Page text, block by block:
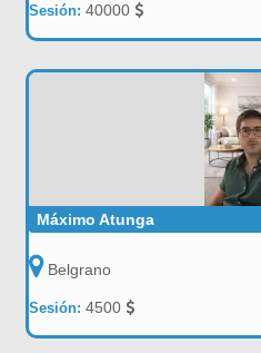
Sesión:40000
Máximo Atunga
Belgrano
Sesión:4500